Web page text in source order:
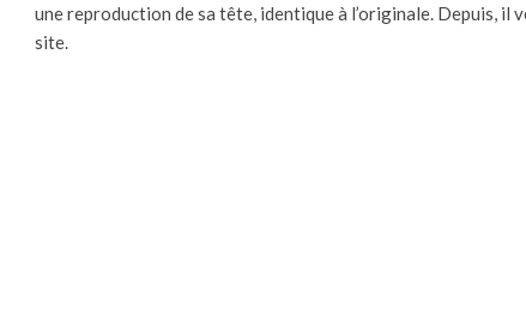
une reproduction de sa tête, identique à l’originale. Depuis, il
site.